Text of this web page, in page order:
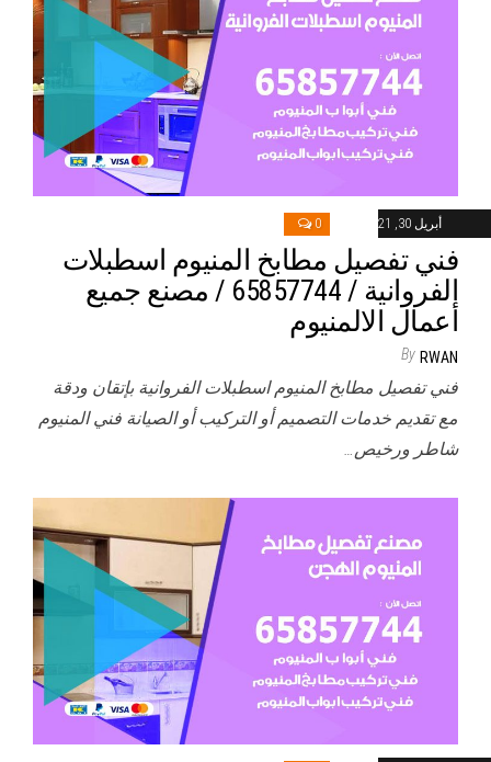
أبريل 30, 2021 0
فني تفصيل مطابخ المنيوم اسطبلات
الفروانية / 65857744 / مصنع جميع
أعمال الالمنيوم
By RWAN
فني تفصيل مطابخ المنيوم اسطبلات الفروانية بإتقان ودقة
مع تقديم خدمات التصميم أو التركيب أو الصيانة فني المنيوم
شاطر ورخيص…